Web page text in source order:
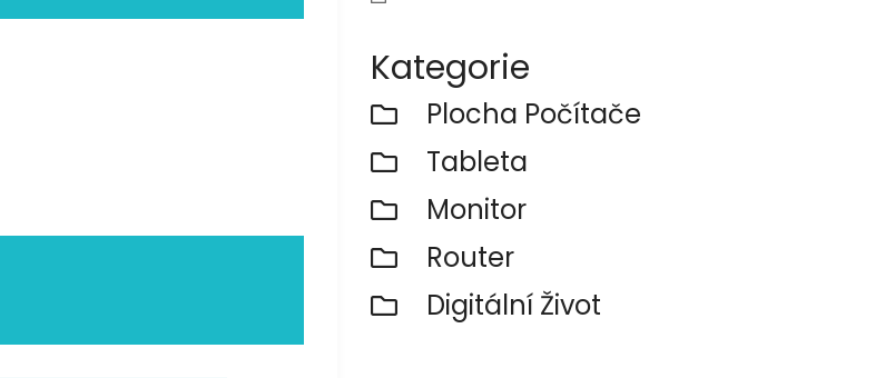
Kategorie
Plocha Počítače
Tableta
Monitor
Router
Digitální Život